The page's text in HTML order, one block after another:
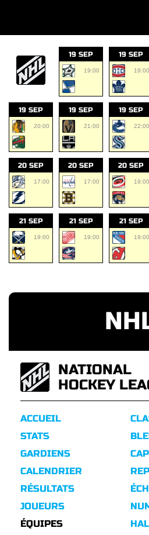
19 SEP
19:00
19 SEP
19:00
19 SEP
20:00
19 SEP
21:00
19 SEP
22:00
20 SEP
17:00
20 SEP
17:00
20 SEP
19:00
21 SEP
19:00
21 SEP
19:00
21 SEP
19:00
NATIONAL
HOCKEY
ACCUEIL
STATS
GARDIENS
CALENDRIER
RÉSULTATS
JOUEURS
ÉQUIPES